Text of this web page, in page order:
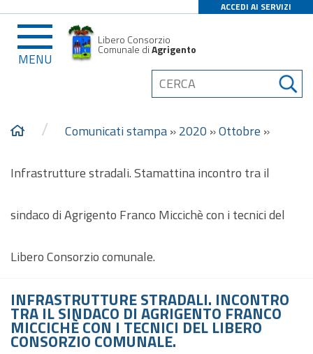
ACCEDI AI SERVIZI
MENU
Libero Consorzio
Comunale diAgrigento
/ Comunicati stampa»2020 »Ottobre »
Infrastrutture stradali. Stamattina incontro tra il
sindaco di Agrigento Franco Miccichè con i tecnici del
Libero Consorzio comunale.
INFRASTRUTTURE STRADALI. INCONTRO
TRA IL SINDACO DI AGRIGENTO FRANCO
MICCICHÈ CON I TECNICI DEL LIBERO
CONSORZIO COMUNALE.